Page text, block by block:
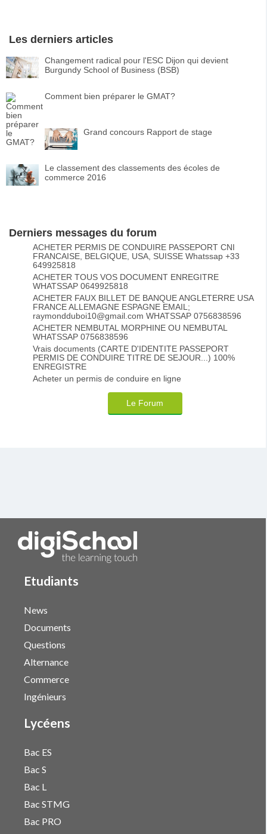
Les derniers articles
Changement radical pour l'ESC Dijon qui devient
Burgundy School of Business (BSB)
Comment bien préparer le GMAT?
Grand concours Rapport de stage
Le classement des classements des écoles de
commerce 2016
Derniers messages du forum
ACHETER PERMIS DE CONDUIRE PASSEPORT CNI
FRANCAISE, BELGIQUE, USA, SUISSE Whatssap +33
649925818
ACHETER TOUS VOS DOCUMENT ENREGITRE
WHATSSAP 0649925818
ACHETER FAUX BILLET DE BANQUE ANGLETERRE USA
FRANCE ALLEMAGNE ESPAGNE EMAIL;
raymondduboi10@gmail.com WHATSSAP 0756838596
ACHETER NEMBUTAL MORPHINE OU NEMBUTAL
WHATSSAP 0756838596
Vrais documents (CARTE D'IDENTITE PASSEPORT
PERMIS DE CONDUIRE TITRE DE SEJOUR...) 100%
ENREGISTRE
Acheter un permis de conduire en ligne
Le Forum
Etudiants
News
Documents
Questions
Alternance
Commerce
Ingénieurs
Lycéens
Bac ES
Bac S
Bac L
Bac STMG
Bac PRO